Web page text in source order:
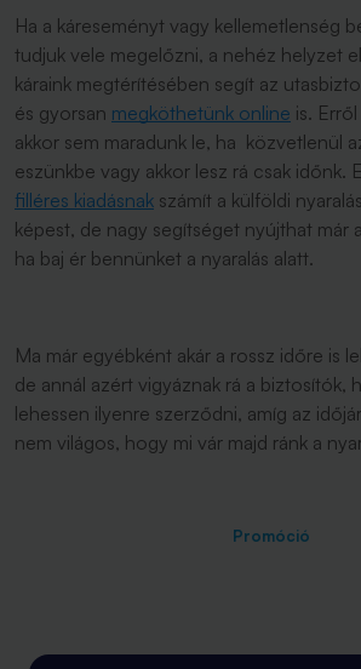
Ha a káreseményt vagy kellemetlenség
tudjuk vele megelőzni, a nehéz helyzet
káraink megtérítésében segít az
és gyorsan megköthetünk online is.
akkor sem maradunk le, ha közvetlenül
eszünkbe vagy akkor lesz rá csak időnk.
filléres kiadásnak számít a külföldi
képest, de nagy segítséget nyújthat már
ha baj ér bennünket a nyaralás alatt.
Ma már egyébként akár a rossz időre is
de annál azért vigyáznak rá a biztosítók,
lehessen ilyenre szerződni, amíg az
nem világos, hogy mi vár majd ránk a
Promóció